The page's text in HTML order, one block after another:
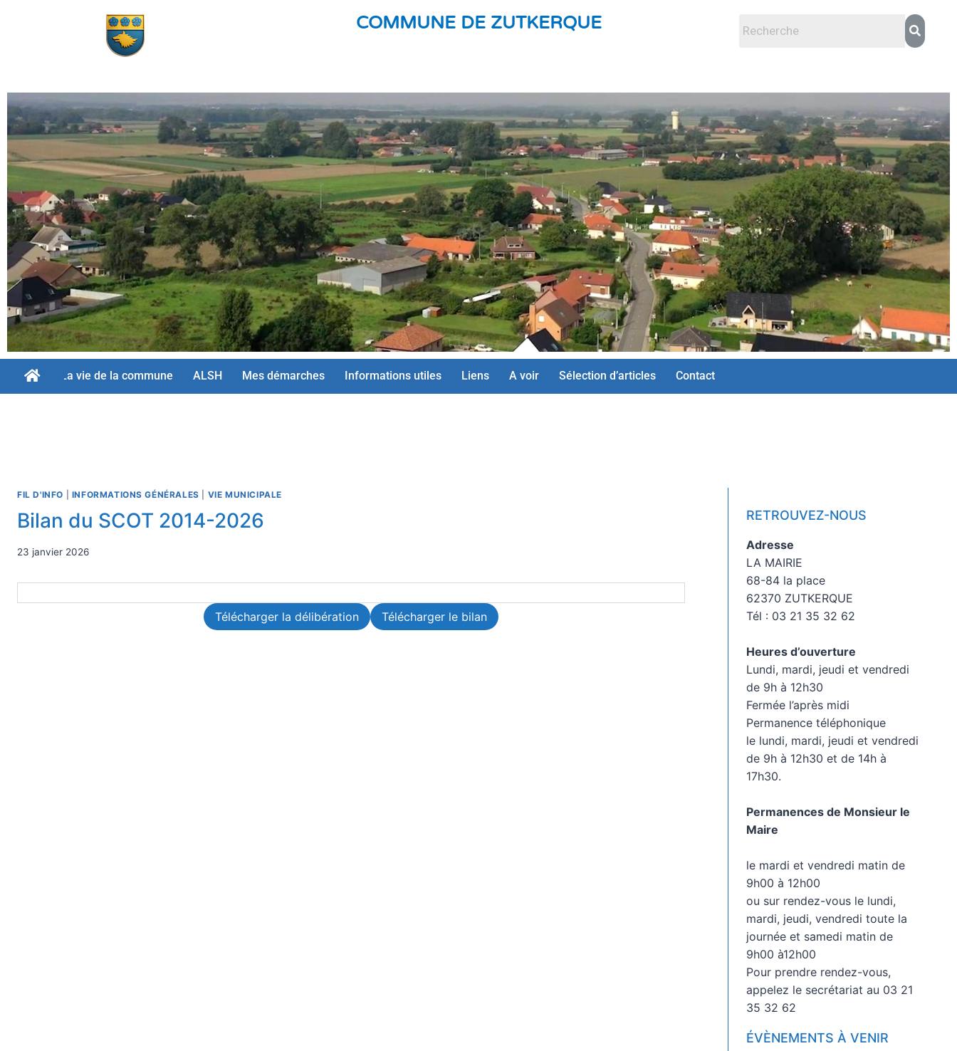
COMMUNE DE ZUTKERQUE
La vie de la commune ALSH Mes démarches Informations utiles Liens A voir Sélection d’articles Contact
FIL D'INFO INFORMATIONS GÉNÉRALES VIE MUNICIPALE
Bilan du SCOT 2014-2026
23 janvier 2026
Télécharger la délibération Télécharger le bilan
RETROUVEZ-NOUS
Adresse
LA MAIRIE
68-84 la place
62370 ZUTKERQUE
Tél : 03 21 35 32 62
Heures d’ouverture
Lundi, mardi, jeudi et vendredi
de 9h à 12h30
Fermée l’après midi
Permanence téléphonique
le lundi, mardi, jeudi et vendredi
de 9h à 12h30 et de 14h à
17h30.
Permanences de Monsieur le
Maire
le mardi et vendredi matin de
9h00 à 12h00
ou sur rendez-vous le lundi,
mardi, jeudi, vendredi toute la
journée et samedi matin de
9h00 à12h00
Pour prendre rendez-vous,
appelez le secrétariat au 03 21
35 32 62
ÉVÈNEMENTS À VENIR